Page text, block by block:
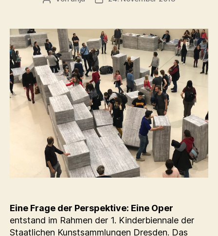
Eine Frage der Perspektive: Eine Oper
entstand im Rahmen der 1. Kinderbiennale der
Staatlichen Kunstsammlungen Dresden. Das